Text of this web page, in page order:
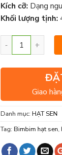
Kích cỡ: Dạng
Khối lượng tịnh:
Giao
Danh mục:HẠT SEN
Tag:Bimbim hạt sen,